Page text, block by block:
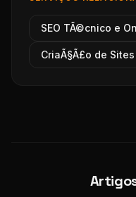
SEO TÃ©cnico e
CriaÃ§Ã£o de Sites